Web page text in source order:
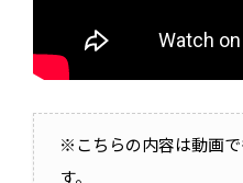
※こちらの内容は動画